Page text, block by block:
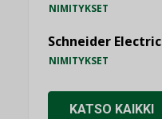
NIMITYKSET
Schneider Electric
NIMITYKSET
KATSO KAIKKI